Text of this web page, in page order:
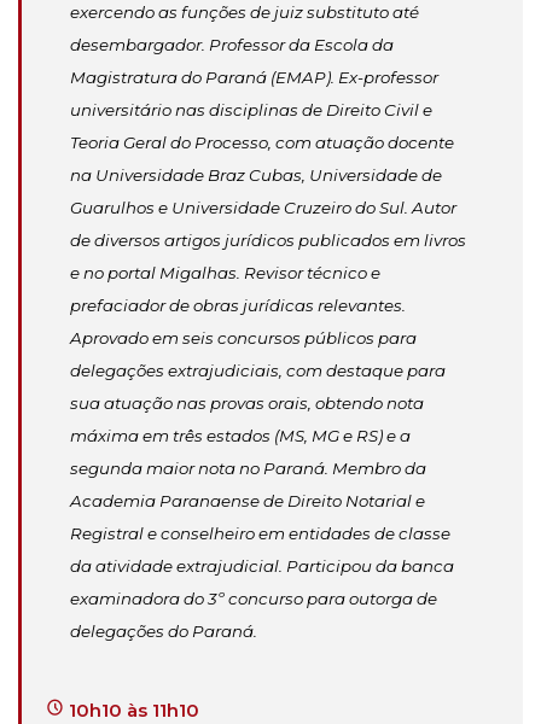
exercendo as funções de juiz substituto até
desembargador. Professor da Escola da
Magistratura do Paraná (EMAP). Ex-professor
universitário nas disciplinas de Direito Civil e
Teoria Geral do Processo, com atuação docente
na Universidade Braz Cubas, Universidade de
Guarulhos e Universidade Cruzeiro do Sul. Autor
de diversos artigos jurídicos publicados em livros
e no portal Migalhas. Revisor técnico e
prefaciador de obras jurídicas relevantes.
Aprovado em seis concursos públicos para
delegações extrajudiciais, com destaque para
sua atuação nas provas orais, obtendo nota
máxima em três estados (MS, MG e RS) e a
segunda maior nota no Paraná. Membro da
Academia Paranaense de Direito Notarial e
Registral e conselheiro em entidades de classe
da atividade extrajudicial. Participou da banca
examinadora do 3º concurso para outorga de
delegações do Paraná.
10h10 às 11h10